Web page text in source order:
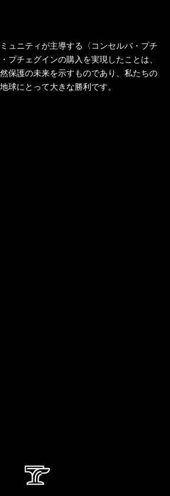
ュニティが主導する〈コンセルバ・プチ
プチェグインの購入を実現したことは、
保護の未来を示すものであり、私たちの
球にとって大きな勝利です。